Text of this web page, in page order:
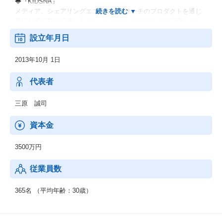
メディア、シェアリングエコノミー、サーチのプロダクトを通じ
のにするサービスです。
地方における安定した雇用を創出し、新たな人の流れによって将
来に渡り活力ある地域社会を構築していくために、地方の重要産
業である観光業界を支援します。
◆『hospitality Careers』
を強化します。
海外の先進事例を取り入れると同時に、日本国内での事業展開を
ある他国でも展開し、課題解決の好循環サイクルを回していくこ
とを目的としています。
設立年月日
2013年10月 1日
代表者
三原 誠司
資本金
3500万円
従業員数
365名 （平均年齢：30歳）